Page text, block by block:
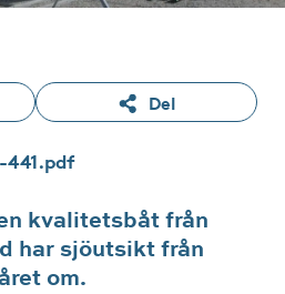
Del
kvalitetsbåt från
har sjöutsikt från
om.